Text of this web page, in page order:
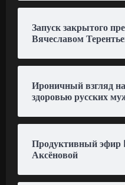
Запуск закрытого
Вячеславом
Ироничный взгляд
здоровью русских
Продуктивный
Аксёновой